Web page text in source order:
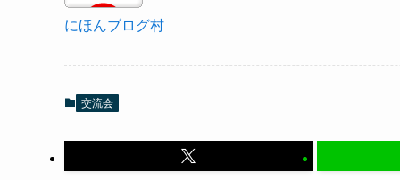
にほんブログ村
交流会